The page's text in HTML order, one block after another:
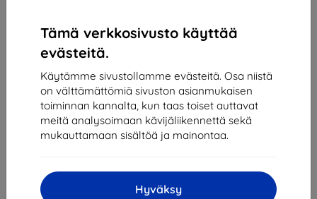
Tämä verkkosivusto käyttää
evästeitä.
Käytämme sivustollamme evästeitä. Osa niistä
on välttämättömiä sivuston asianmukaisen
toiminnan kannalta, kun taas toiset auttavat
meitä analysoimaan kävijäliikennettä sekä
mukauttamaan sisältöä ja mainontaa.
Hyväksy
Suojakalvo 3MK Motorola Moto G8 Power - 3mk
SilverProtection+ (5903108303125)
Kuvaus ja tekniset tiedot
14,90 €